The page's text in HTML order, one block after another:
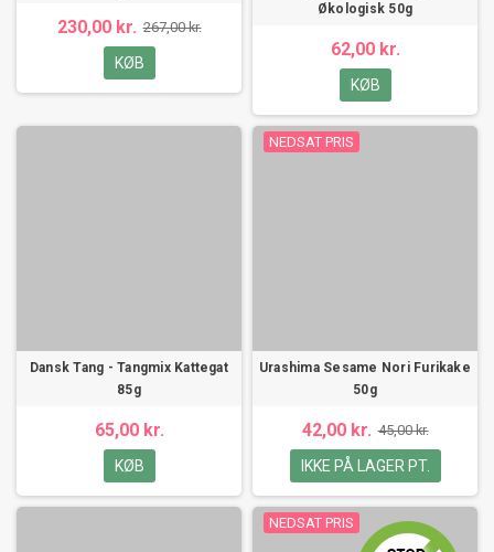
230,00 kr. 267,00 kr.
KØB
Økologisk 50g
62,00 kr.
KØB
Dansk Tang - Tangmix Kattegat
85g
65,00 kr.
KØB
NEDSAT PRIS
Urashima Sesame Nori Furikake
50g
42,00 kr. 45,00 kr.
IKKE PÅ LAGER PT.
NEDSAT PRIS